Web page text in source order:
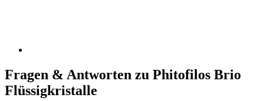
Fragen & Antworten zu Phitofilos Brio
Flüssigkristalle